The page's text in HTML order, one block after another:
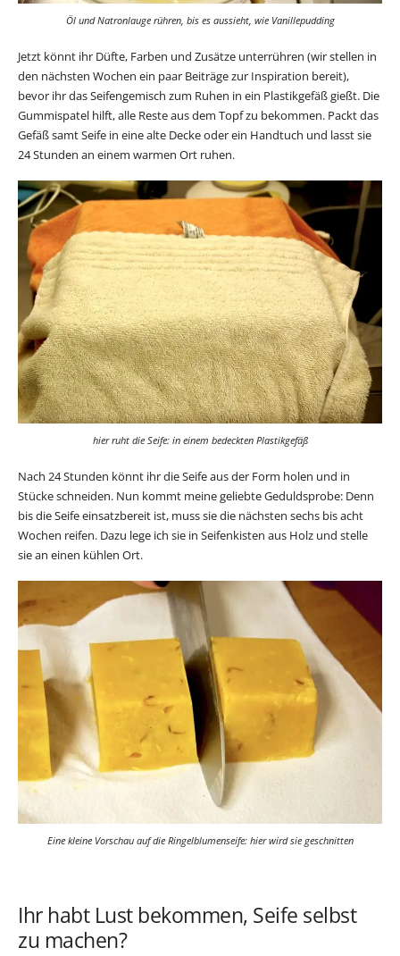
Öl und Natronlauge rühren, bis es aussieht, wie Vanillepudding
Jetzt könnt ihr Düfte, Farben und Zusätze unterrühren (wir stellen in
den nächsten Wochen ein paar Beiträge zur Inspiration bereit),
bevor ihr das Seifengemisch zum Ruhen in ein Plastikgefäß gießt. Die
Gummispatel hilft, alle Reste aus dem Topf zu bekommen. Packt das
Gefäß samt Seife in eine alte Decke oder ein Handtuch und lasst sie
24 Stunden an einem warmen Ort ruhen.
hier ruht die Seife: in einem bedeckten Plastikgefäß
Nach 24 Stunden könnt ihr die Seife aus der Form holen und in
Stücke schneiden. Nun kommt meine geliebte Geduldsprobe: Denn
bis die Seife einsatzbereit ist, muss sie die nächsten sechs bis acht
Wochen reifen. Dazu lege ich sie in Seifenkisten aus Holz und stelle
sie an einen kühlen Ort.
Eine kleine Vorschau auf die Ringelblumenseife: hier wird sie geschnitten
Ihr habt Lust bekommen, Seife selbst
zu machen?